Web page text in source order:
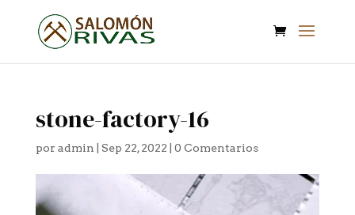
stone-factory-16
por admin Sep 22, 2022 0 Comentarios